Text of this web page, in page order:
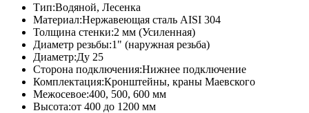
Тип:Водяной, Лесенка
Материал:Нержавеющая сталь AISI 304
Толщина стенки:2 мм (Усиленная)
Диаметр резьбы:1" (наружная резьба)
Диаметр:Ду 25
Сторона подключения:Нижнее подключение
Комплектация:Кронштейны, краны Маевского
Межосевое:400, 500, 600 мм
Высота:от 400 до 1200 мм